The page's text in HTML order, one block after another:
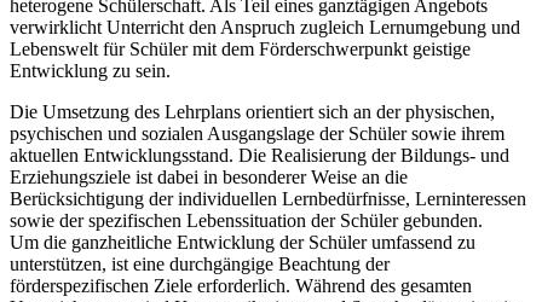
heterogene Schülerschaft. Als Teil eines ganztägigen Angebots
verwirklicht Unterricht den Anspruch zugleich Lernumgebung und
Lebenswelt für Schüler mit dem Förderschwerpunkt geistige
Entwicklung zu sein.
Die Umsetzung des Lehrplans orientiert sich an der physischen,
psychischen und sozialen Ausgangslage der Schüler sowie ihrem
aktuellen Entwicklungsstand. Die Realisierung der Bildungs- und
Erziehungsziele ist dabei in besonderer Weise an die
Berücksichtigung der individuellen Lernbedürfnisse, Lerninteressen
sowie der spezifischen Lebenssituation der Schüler gebunden.
Um die ganzheitliche Entwicklung der Schüler umfassend zu
unterstützen, ist eine durchgängige Beachtung der
förderspezifischen Ziele erforderlich. Während des gesamten